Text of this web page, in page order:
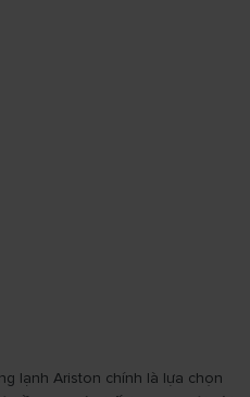
lạnh Ariston chính là lựa chọn